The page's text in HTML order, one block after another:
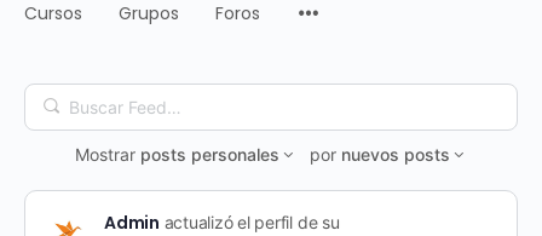
Cursos Grupos Foros
Buscar
Feed…
Mostrar posts personales por nuevos posts
Admin actualizó el perfil de su